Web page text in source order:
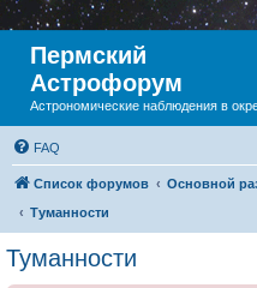
Пермский
Астрофорум
Астрономические наблюдения в
FAQ
Список форумов Основной
Туманности
Туманности